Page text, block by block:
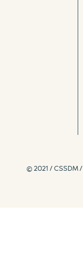
© 2021 / CSSDM /